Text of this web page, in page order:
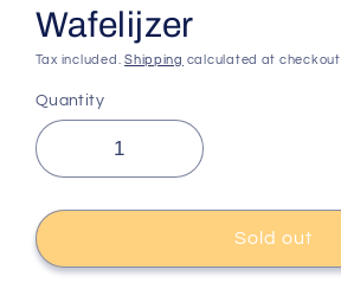
Wafelijzer
Tax included.Shipping calculated at checkout.
Quantity
Sold out